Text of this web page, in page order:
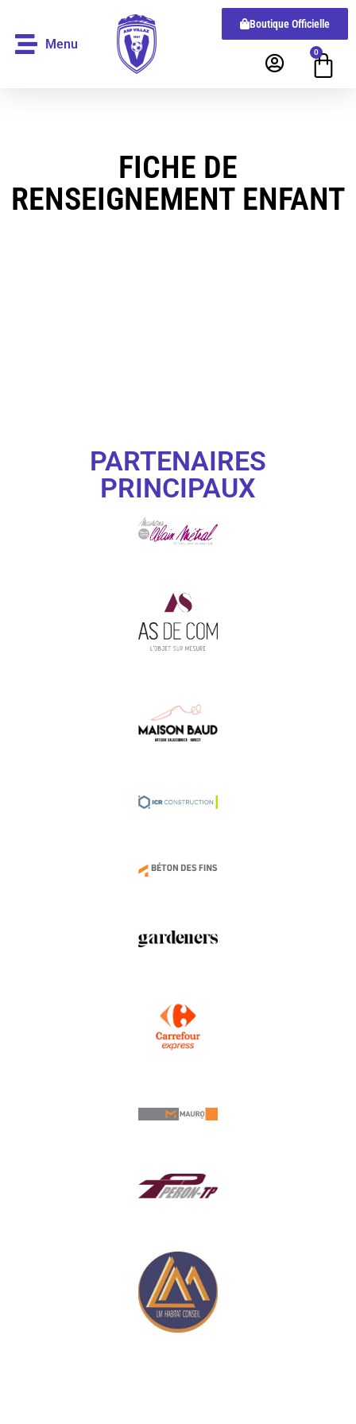
Menu
Boutique Officielle
0
FICHE DE
RENSEIGNEMENT ENFANT
PARTENAIRES
PRINCIPAUX